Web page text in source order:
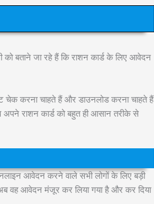
बताने जा रहे हैं कि राशन कार्ड के लिए आवेदन
चेक करना चाहते हैं और डाउनलोड करना चाहते हैं
राशन कार्ड को बहुत ही आसान तरीके से
आवेदन करने वाले सभी लोगों के लिए बड़ी
वह आवेदन मंजूर कर लिया गया है और कर दिया